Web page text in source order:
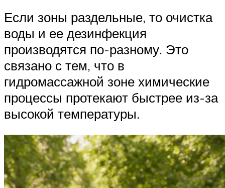
Если зоны раздельные, то очистка
воды и ее дезинфекция
производятся по-разному. Это
связано с тем, что в
гидромассажной зоне химические
процессы протекают быстрее из-за
высокой температуры.